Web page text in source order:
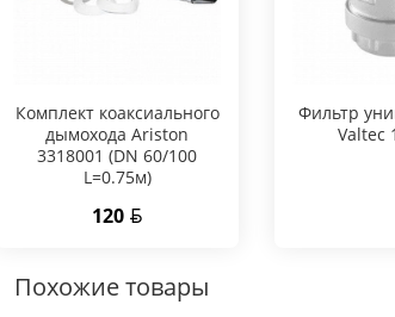
Комплект коаксиального
дымохода Ariston
3318001 (DN 60/100
L=0.75м)
120
Фильтр
Valtec
Похожие товары